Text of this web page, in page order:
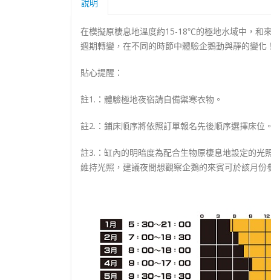
說明
在模擬原棲息地溫度約15-18℃的極地水域中，和
週期轉變，在不同的時節中體驗企鵝動與靜的變化
貼心提醒：
註1.：體驗極地夜宿請自備禦寒衣物。
註2.：鋪床順序將依照訂單報名先後順序選擇床位
註3.：缸內的明暗度為配合生物原棲息地設定的
維持光照，建議夜間想觀察企鵝的來賓可於該月份